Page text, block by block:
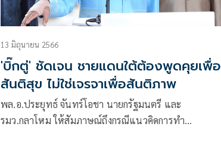
13 มิถุนายน 2566
'บิ๊กตู่' ชัดเจน ชายแดนใต้ต้องพูดคุยเพื่อ
สันติสุข ไม่ใช่เจรจาเพื่อสันติภาพ
พล.อ.ประยุทธ์ จันทร์โอชา นายกรัฐมนตรี และ
รมว.กลาโหม ให้สัมภาษณ์ถึงกรณีแนวคิดการทำ